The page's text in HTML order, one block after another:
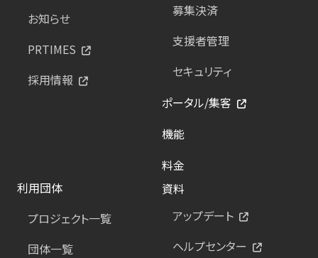
お知らせ
PRTIMES
採用情報
募集決済
支援者管理
セキュリティ
ポータル/集客
機能
料金
利用団体
プロジェクト一覧
団体一覧
資料
アップデート
ヘルプセンター